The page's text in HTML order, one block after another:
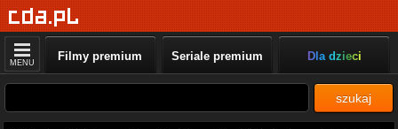
MENU Filmy premium Seriale premium Dla dzieci
szukaj